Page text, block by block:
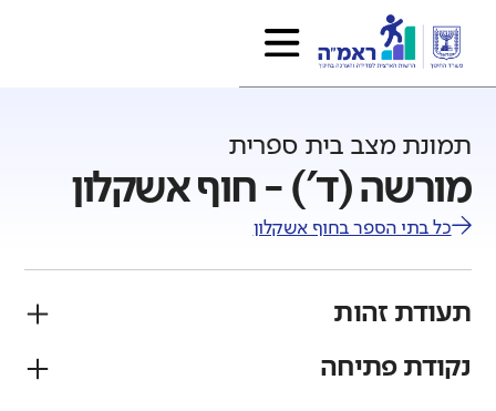
תמונת מצב בית ספרית
מורשה (ד') - חוף אשקלון
כל בתי הספר בחוף אשקלון
תעודת זהות
פיקוח
נקודת פתיחה